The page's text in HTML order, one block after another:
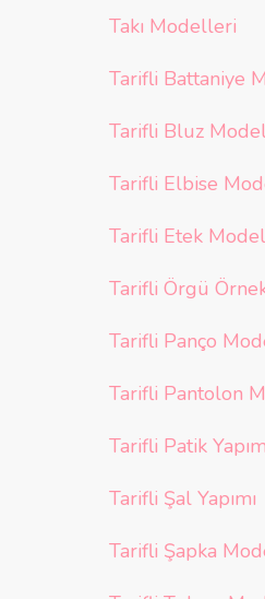
Takı Modelleri
Tarifli Battaniye
Tarifli Bluz
Tarifli Elbise
Tarifli Etek
Tarifli Örgü
Tarifli Panço
Tarifli Pantolon
Tarifli Patik
Tarifli Şal Yapımı
Tarifli Şapka